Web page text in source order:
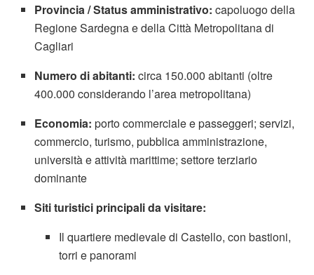
Provincia / Status amministrativo: capoluogo della
Regione Sardegna e della Città Metropolitana di
Cagliari
Numero di abitanti: circa 150.000 abitanti (oltre
400.000 considerando l’area metropolitana)
Economia: porto commerciale e passeggeri; servizi,
commercio, turismo, pubblica amministrazione,
università e attività marittime; settore terziario
dominante
Siti turistici principali da visitare:
Il quartiere medievale di Castello, con bastioni,
torri e panorami